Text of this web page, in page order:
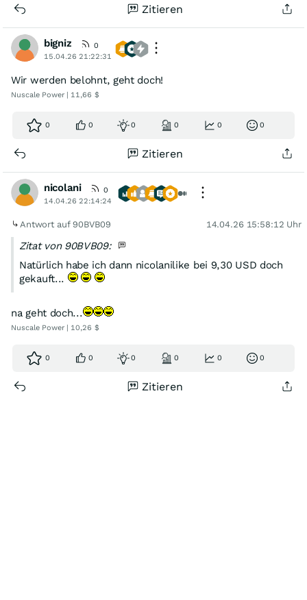
Zitieren
bigniz
0
15.04.26 21:22:31
Wir werden belohnt, geht doch!
Nuscale Power | 11,66 $
0 0 0 0 0 0
Zitieren
nicolani
0
14.04.26 22:14:24
Antwort auf 90BVB09 14.04.26 15:58:12 Uhr
Zitat von 90BVB09:
Natürlich habe ich dann nicolanilike bei 9,30 USD doch
gekauft...
na geht doch...
Nuscale Power | 10,26 $
0 0 0 0 0 0
Zitieren